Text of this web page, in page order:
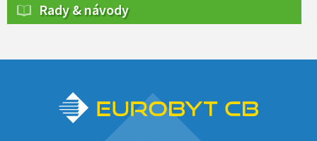
Rady & návody